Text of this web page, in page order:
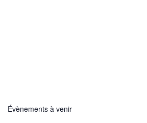
Évènements à venir